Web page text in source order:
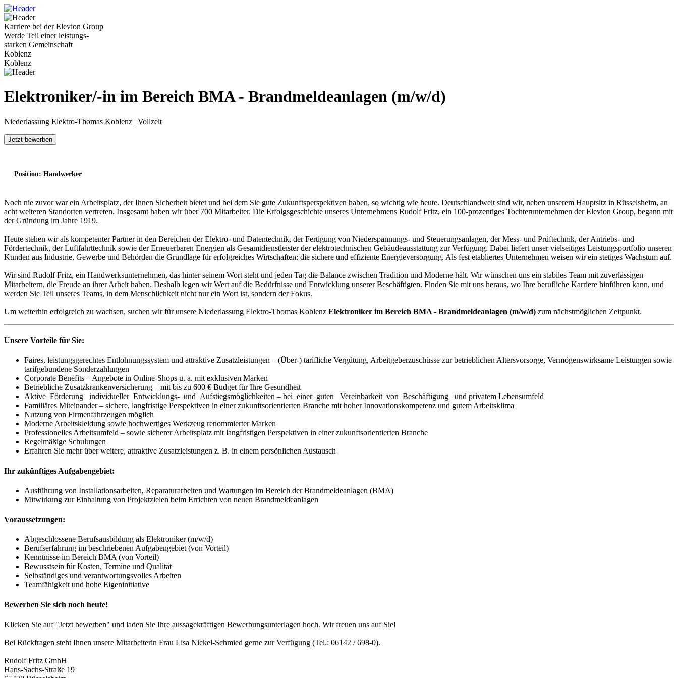
Karriere bei der Elevion Group
Werde Teil einer leistungs-
starken Gemeinschaft
Koblenz
Koblenz
Elektroniker/-in im Bereich BMA - Brandmeldeanlagen (m/w/d)
Niederlassung Elektro-Thomas Koblenz | Vollzeit
Jetzt bewerben
Position: Handwerker
Noch nie zuvor war ein Arbeitsplatz, der Ihnen Sicherheit bietet und bei dem Sie gute Zukunftsperspektiven haben, so wichtig wie heute. Deutschlandweit sind wir, neben unserem Hauptsitz in Rüsselsheim, an
acht weiteren Standorten vertreten. Insgesamt haben wir über 700 Mitarbeiter. Die Erfolgsgeschichte unseres Unternehmens Rudolf Fritz, ein 100-prozentiges Tochterunternehmen der Elevion Group, begann mit
der Gründung im Jahre 1919.
Heute stehen wir als kompetenter Partner in den Bereichen der Elektro- und Datentechnik, der Fertigung von Niederspannungs- und Steuerungsanlagen, der Mess- und Prüftechnik, der Antriebs- und
Fördertechnik, der Luftfahrttechnik sowie der Erneuerbaren Energien als Gesamtdienstleister der elektrotechnischen Gebäudeausstattung zur Verfügung. Dabei liefert unser vielseitiges Leistungsportfolio unseren
Kunden aus Industrie, Gewerbe und Behörden die Grundlage für erfolgreiches Wirtschaften: die sichere und effiziente Energieversorgung. Als fest etabliertes Unternehmen weisen wir ein stetiges Wachstum auf.
Wir sind Rudolf Fritz, ein Handwerksunternehmen, das hinter seinem Wort steht und jeden Tag die Balance zwischen Tradition und Moderne hält. Wir wünschen uns ein stabiles Team mit zuverlässigen
Mitarbeitern, die Freude an ihrer Arbeit haben. Deshalb legen wir Wert auf die Bedürfnisse und Entwicklung unserer Beschäftigten. Finden Sie mit uns heraus, wo Ihre berufliche Karriere hinführen kann, und
werden Sie Teil unseres Teams, in dem Menschlichkeit nicht nur ein Wort ist, sondern der Fokus.
Um weiterhin erfolgreich zu wachsen, suchen wir für unsere Niederlassung Elektro-Thomas Koblenz Elektroniker im Bereich BMA - Brandmeldeanlagen (m/w/d) zum nächstmöglichen Zeitpunkt.
Unsere Vorteile für Sie:
Faires, leistungsgerechtes Entlohnungssystem und attraktive Zusatzleistungen – (Über-) tarifliche Vergütung, Arbeitgeberzuschüsse zur betrieblichen Altersvorsorge, Vermögenswirksame Leistungen sowie
tarifgebundene Sonderzahlungen
Corporate Benefits – Angebote in Online-Shops u. a. mit exklusiven Marken
Betriebliche Zusatzkrankenversicherung – mit bis zu 600 € Budget für Ihre Gesundheit
Aktive Förderung individueller Entwicklungs- und Aufstiegsmöglichkeiten – bei einer guten Vereinbarkeit von Beschäftigung und privatem Lebensumfeld
Familiäres Miteinander – sichere, langfristige Perspektiven in einer zukunftsorientierten Branche mit hoher Innovationskompetenz und gutem Arbeitsklima
Nutzung von Firmenfahrzeugen möglich
Moderne Arbeitskleidung sowie hochwertiges Werkzeug renommierter Marken
Professionelles Arbeitsumfeld – sowie sicherer Arbeitsplatz mit langfristigen Perspektiven in einer zukunftsorientierten Branche
Regelmäßige Schulungen
Erfahren Sie mehr über weitere, attraktive Zusatzleistungen z. B. in einem persönlichen Austausch
Ihr zukünftiges Aufgabengebiet:
Ausführung von Installationsarbeiten, Reparaturarbeiten und Wartungen im Bereich der Brandmeldeanlagen (BMA)
Mitwirkung zur Einhaltung von Projektzielen beim Errichten von neuen Brandmeldeanlagen
Voraussetzungen:
Abgeschlossene Berufsausbildung als Elektroniker (m/w/d)
Berufserfahrung im beschriebenen Aufgabengebiet (von Vorteil)
Kenntnisse im Bereich BMA (von Vorteil)
Bewusstsein für Kosten, Termine und Qualität
Selbständiges und verantwortungsvolles Arbeiten
Teamfähigkeit und hohe Eigeninitiative
Bewerben Sie sich noch heute!
Klicken Sie auf "Jetzt bewerben" und laden Sie Ihre aussagekräftigen Bewerbungsunterlagen hoch. Wir freuen uns auf Sie!
Bei Rückfragen steht Ihnen unsere Mitarbeiterin Frau Lisa Nickel-Schmied gerne zur Verfügung (Tel.: 06142 / 698-0).
Rudolf Fritz GmbH
Hans-Sachs-Straße 19